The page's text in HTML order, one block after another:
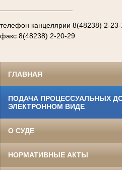
телефон канцелярии 8(48238) 2-23-
факс 8(48238) 2-20-29
ГЛАВНАЯ
ПОДАЧА ПРОЦЕССУАЛЬНЫХ
ЭЛЕКТРОННОМ ВИДЕ
О СУДЕ
НОРМАТИВНЫЕ АКТЫ